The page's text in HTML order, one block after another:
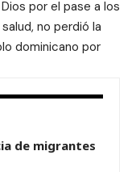
por el pase a los
no perdió la
dominicano por
de migrantes